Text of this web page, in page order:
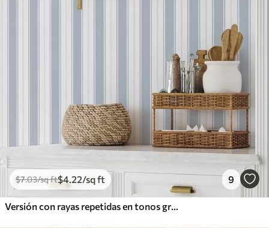
$7.03/sq ft$4.22/sq ft 9
Versión con rayas repetidas en tonos grises y azules